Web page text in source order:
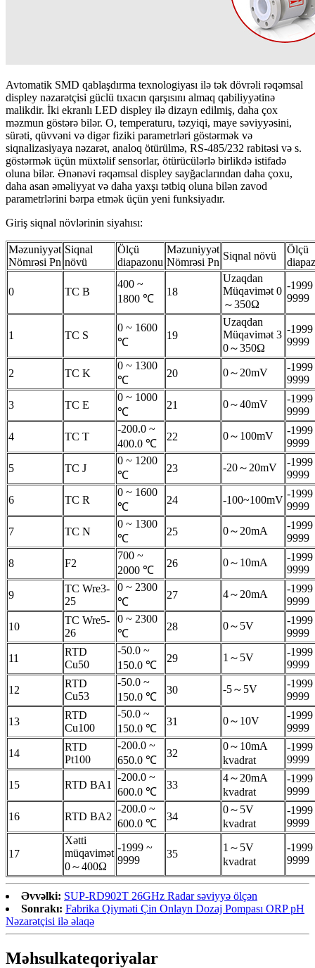
Avtomatik SMD qablaşdırma texnologiyası ilə tək dövrəli rəqəmsal
displey nəzarətçisi güclü tıxacın qarşısını almaq qabiliyyətinə
malikdir. İki ekranlı LED displey ilə dizayn edilmiş, daha çox
məzmun göstərə bilər. O, temperaturu, təzyiqi, maye səviyyəsini,
sürəti, qüvvəni və digər fiziki parametrləri göstərmək və
siqnalizasiyaya nəzarət, analoq ötürülmə, RS-485/232 rabitəsi və s.
göstərmək üçün müxtəlif sensorlar, ötürücülərlə birlikdə istifadə
oluna bilər. Ənənəvi rəqəmsal displey sayğaclarından daha çoxu,
daha asan əməliyyat və daha yaxşı tətbiq oluna bilən zavod
parametrlərini bərpa etmək üçün yeni funksiyadır.
Giriş siqnal növlərinin siyahısı:
Məzuniyyət
Nömrəsi Pn
Siqnal
növü
Ölçü
diapazonu
Məzuniyyət
Nömrəsi Pn
Siqnal növü
Ölçü
0 TC B
400 ~
1800 ℃
18
Uzaqdan
Müqavimət 0
～350Ω
-
9999
1 TC S
0 ~ 1600
℃
19
Uzaqdan
Müqavimət 3
0～350Ω
-
9999
2 TC K
0 ~ 1300
℃
20 0～20mV
-
9999
3 TC E
0 ~ 1000
℃
21 0～40mV
-
9999
4 TC T
-200.0 ~
400.0 ℃
22 0～100mV
-
9999
5 TC J
0 ~ 1200
℃
23 -20～20mV
-
9999
6 TC R
0 ~ 1600
℃
24 -100~100mV
-
9999
7 TC N
0 ~ 1300
℃
25 0～20mA
-
9999
8 F2
700 ~
2000 ℃
26 0～10mA
-
9999
9
TC Wre3-
25
0 ~ 2300
℃
27 4～20mA
-
9999
10
TC Wre5-
26
0 ~ 2300
℃
28 0～5V
-
9999
11
RTD
Cu50
-50.0 ~
150.0 ℃
29 1～5V
-
9999
12
RTD
Cu53
-50.0 ~
150.0 ℃
30 -5～5V
-
9999
13
RTD
Cu100
-50.0 ~
150.0 ℃
31 0～10V
-
9999
14
RTD
Pt100
-200.0 ~
650.0 ℃
32
0～10mA
kvadrat
-
9999
15 RTD BA1
-200.0 ~
600.0 ℃
33
4～20mA
kvadrat
-
9999
16 RTD BA2
-200.0 ~
600.0 ℃
34
0～5V
kvadrat
-
9999
17
Xətti
müqavimət
0～400Ω
-1999 ~
9999
35
1～5V
kvadrat
-
9999
Əvvəlki: SUP-RD902T 26GHz Radar səviyyə ölçən
Sonrakı: Fabrika Qiyməti Çin Onlayn Dozaj Pompası ORP pH
Nəzarətçisi ilə əlaqə
Məhsulkateqoriyalar